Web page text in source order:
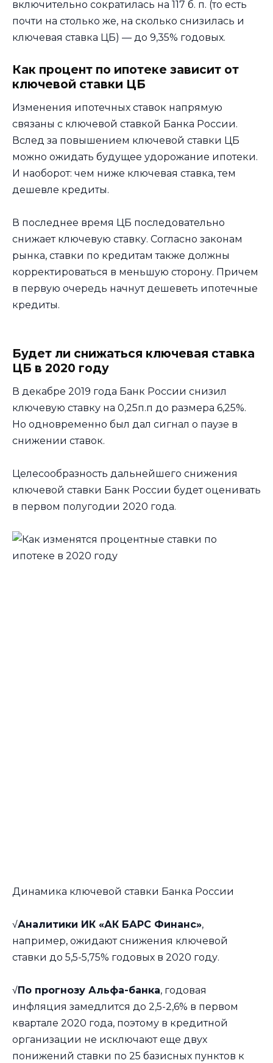
включительно сократилась на 117 б. п. (то есть
почти на столько же, на сколько снизилась и
ключевая ставка ЦБ) — до 9,35% годовых.
Как процент по ипотеке зависит от
ключевой ставки ЦБ
Изменения ипотечных ставок напрямую
связаны с ключевой ставкой Банка России.
Вслед за повышением ключевой ставки ЦБ
можно ожидать будущее удорожание ипотеки.
И наоборот: чем ниже ключевая ставка, тем
дешевле кредиты.
В последнее время ЦБ последовательно
снижает ключевую ставку. Согласно законам
рынка, ставки по кредитам также должны
корректироваться в меньшую сторону. Причем
в первую очередь начнут дешеветь ипотечные
кредиты.
Будет ли снижаться ключевая ставка
ЦБ в 2020 году
В декабре 2019 года Банк России снизил
ключевую ставку на 0,25п.п до размера 6,25%.
Но одновременно был дал сигнал о паузе в
снижении ставок.
Целесообразность дальнейшего снижения
ключевой ставки Банк России будет оценивать
в первом полугодии 2020 года.
Динамика ключевой ставки Банка России
√Аналитики ИК «АК БАРС Финанс»,
например, ожидают снижения ключевой
ставки до 5,5-5,75% годовых в 2020 году.
√По прогнозу Альфа-банка, годовая
инфляция замедлится до 2,5-2,6% в первом
квартале 2020 года, поэтому в кредитной
организации не исключают еще двух
понижений ставки по 25 базисных пунктов к